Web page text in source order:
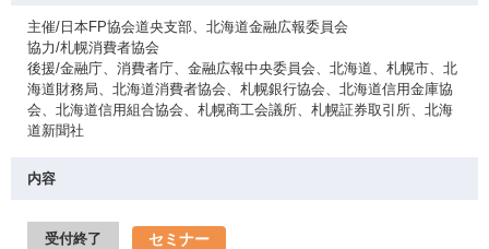
主催/日本FP協会道央支部、北海道金融広報委員会
協力/札幌消費者協会
後援/金融庁、消費者庁、金融広報中央委員会、北海道、札幌市、北
海道財務局、北海道消費者協会、札幌銀行協会、北海道信用金庫協
会、北海道信用組合協会、札幌商工会議所、札幌証券取引所、北海
道新聞社
内容
受付終了 セミナー